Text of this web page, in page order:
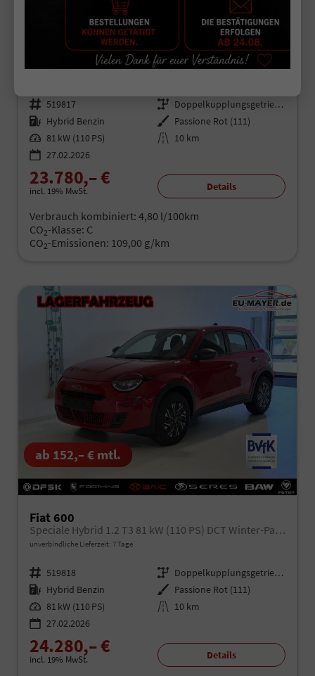
Fiat 600
Fahrzeugnr. 519817 Getriebe
Doppelkupplungsgetriebe (DSG)
Kraftstoff Hybrid Benzin Außenfarbe Passione Rot (111)
Leistung 81 kW (110 PS) Kilometerstand 10 km
27.02.2026
23.780,– €
incl. 19% MwSt. Details
Verbrauch kombiniert: 4,80 l/100km
CO2-Klasse: C
CO2-Emissionen: 109,00 g/km
ab 152,– € mtl.
Fiat 600
Speciale Hybrid 1.2 T3 81 kW (110 PS) DCT Winter-Paket, Klimaautomatik, Radio, DAB, Android Auto, Apple CarPlay, Navigationssystem, Bluetooth, LED-Scheinwerfer, Induktionsladen für Smartphones, Rückfahrkamera, Keyless GO, uvm.
unverbindliche Lieferzeit: 7 Tage
Fahrzeugnr. 519818 Getriebe
Doppelkupplungsgetriebe (DSG)
Kraftstoff Hybrid Benzin Außenfarbe Passione Rot (111)
Leistung 81 kW (110 PS) Kilometerstand 10 km
27.02.2026
24.280,– €
incl. 19% MwSt. Details